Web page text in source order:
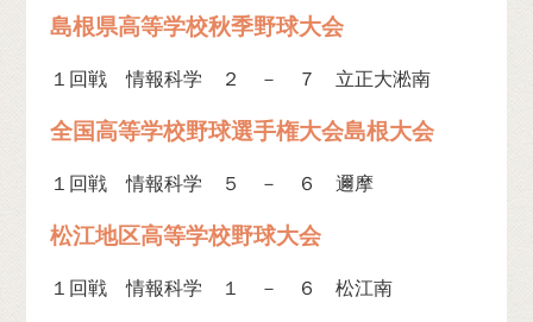
島根県高等学校秋季野球大会
１回戦 情報科学 ２ － ７ 立正大淞南
全国高等学校野球選手権大会島根大会
１回戦 情報科学 ５ － ６ 邇摩
松江地区高等学校野球大会
１回戦 情報科学 １ － ６ 松江南